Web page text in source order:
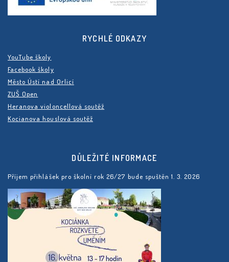
RYCHLÉ ODKAZY
YouTube školy
Facebook školy
Město Ústí nad Orlicí
ZUŠ Open
Heranova violoncellová soutěž
Kocianova houslová soutěž
DŮLEŽITÉ INFORMACE
Příjem přihlášek pro školní rok 26/27 bude spuštěn 1. 3. 2026